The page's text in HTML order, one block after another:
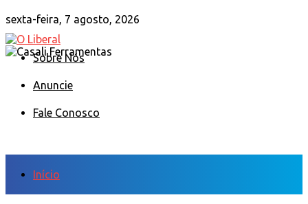
sexta-feira, 7 agosto, 2026
Sobre Nós
Anuncie
Fale Conosco
Início